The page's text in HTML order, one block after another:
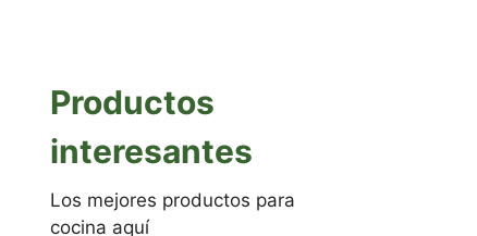
Productos
interesantes
Los mejores productos para
cocina aquí